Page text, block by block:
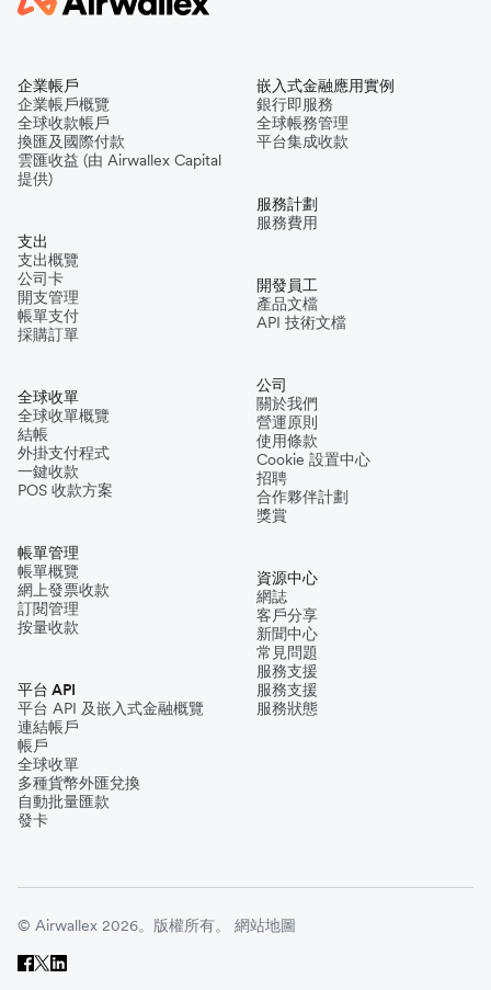
企業帳戶
企業帳戶概覽
全球收款帳戶
換匯及國際付款
雲匯收益 (由 Airwallex Capital
提供)
支出
支出概覽
公司卡
開支管理
帳單支付
採購訂單
全球收單
全球收單概覽
結帳
外掛支付程式
一鍵收款
POS 收款方案
帳單管理
帳單概覽
網上發票收款
訂閱管理
按量收款
平台 API
平台 API 及嵌入式金融概覽
連結帳戶
帳戶
全球收單
多種貨幣外匯兌換
自動批量匯款
發卡
嵌入式金融應用實例
銀行即服務
全球帳務管理
平台集成收款
服務計劃
服務費用
開發員工
產品文檔
API 技術文檔
公司
關於我們
營運原則
使用條款
Cookie 設置中心
招聘
合作夥伴計劃
獎賞
資源中心
網誌
客戶分享
新聞中心
常見問題
服務支援
服務支援
服務狀態
© Airwallex 2026。版權所有。 網站地圖